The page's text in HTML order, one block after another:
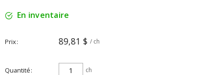
En inventaire
Prix 89,81 $ / ch
Quantité ch